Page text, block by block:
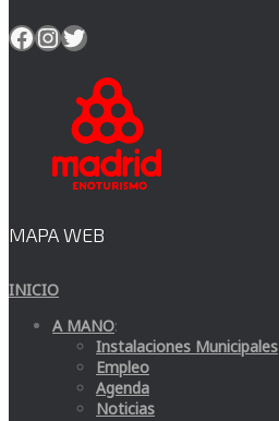
Facebook
Instagram
Twitter
MAPA WEB
INICIO
A MANO:
Instalaciones Municipales
Empleo
Agenda
Noticias